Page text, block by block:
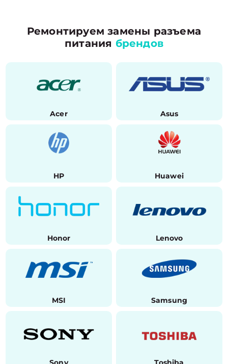
Ремонтируем замены разъема
питания брендов
Acer Asus
HP Huawei
Honor Lenovo
MSI Samsung